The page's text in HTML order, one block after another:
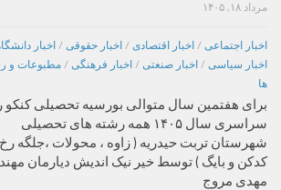
مرداد ۱۸, ۱۴۰۵
اخبار اجتماعی / اخبار اقتصادی / اخبار حقوقی / اخبار
اخبار سیاسی / اخبار صنعتی / اخبار فرهنگی / مطبوعات و
ها
برای هفتمین سال متوالی بورسیه تحصیلی کنکو ر
سراسری سال ۱۴۰۵ همه رشته های تحصیلی
شهرستان تربت حیدریه ( زاوه ، محولات ،جلگه رخ
کدکن و بایگ ) توسط خیر نیک اندیش دیارمان
مهدی مروج